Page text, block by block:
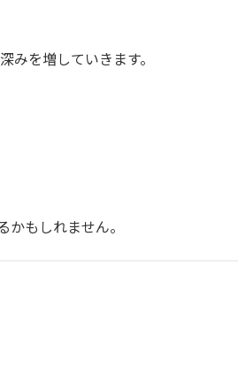
みを増していきます。
もしれません。